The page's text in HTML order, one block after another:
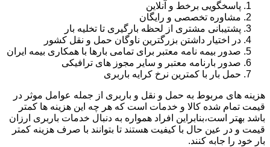
پاسخگویی برخط و آنلاین
مشاوره تخصصی و رایگان
پشتیبانی مشتری از لحظه بارگیری تا تخلیه بار
در اختیار داشتن بزرگترین ناوگان حمل و نقل کشور
صدور بیمه نامه معتبر برای تمامی بارها با همکاری بیمه ایران
صدور بارنامه معتبر و سایر مجوز های ترافیکی
حمل بار با کمترین نرخ کرایه باربری
هزینه های مربوط به حمل و نقل و باربری از جمله عوامل موثر در
قیمت تمام شده کالا و خدمات است که هر چه این هزینه ها کمتر
باشد بهتر است،بنابراین افراد همواره به دنبال خدمات باربری ارزان
قیمت و در عین حال با کیفیت هستند تا بتوانند با صرف هزینه کمتر
بار خود را جابه کنند.